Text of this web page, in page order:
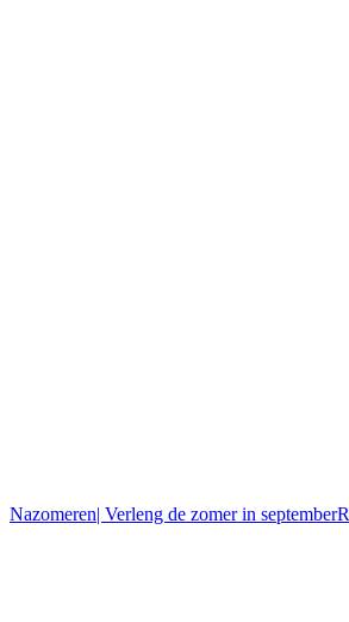
Nazomeren| Verleng de zomer in septemberR